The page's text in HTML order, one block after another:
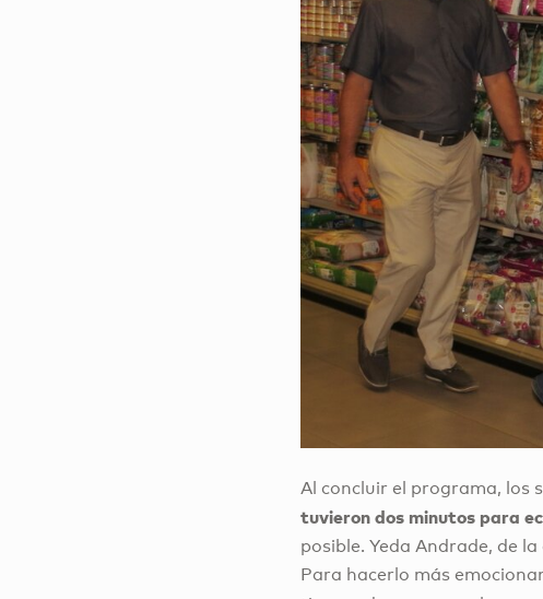
Al concluir el programa, los
tuvieron dos minutos para
posible. Yeda Andrade, de
Para hacerlo más